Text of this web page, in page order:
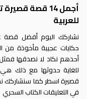
للعربية
نشاركك اليوم أفضل قصة
حكايات عجيبة مأخوذة من
أحدهم نكاد لا نصدقها
للغاية حدوثها مع ذلك
قصيرة اسطر كما سنشاركك
في التعليقات الكتاب السحري